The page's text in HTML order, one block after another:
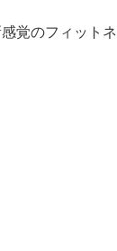
覚のフィットネ